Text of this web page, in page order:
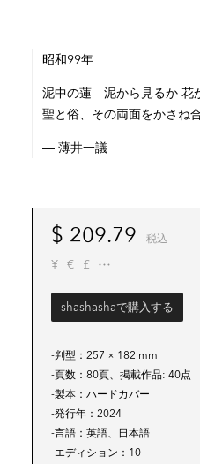
昭和99年
泥中の蓮 泥から見るか 花
聖と俗、その両面をかさね
― 薄井一議
$ 209.79 税込
¥ € £
shashashaで購入する
-判型
257 × 182 mm
-頁数
80頁、掲載作品: 40点
-製本
ハードカバー
-発行年
2024
-言語
英語、日本語
-エディション
10